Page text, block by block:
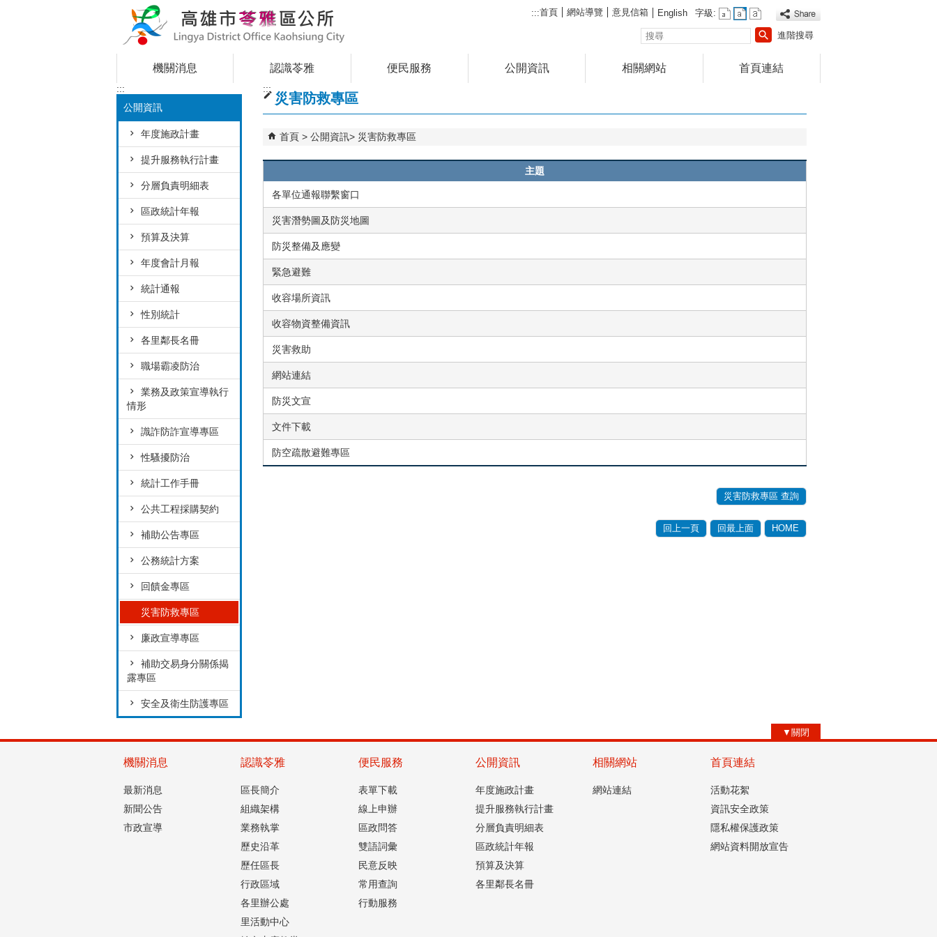
:::首頁 網站導覽 意見信箱 English
字級:
搜
尋
進階搜尋
機關消息 認識苓雅 便民服務 公開資訊 相關網站 首頁連結
:::
公開資訊
年度施政計畫
提升服務執行計畫
分層負責明細表
區政統計年報
預算及決算
年度會計月報
統計通報
性別統計
各里鄰長名冊
職場霸凌防治
業務及政策宣導執行
情形
識詐防詐宣導專區
性騷擾防治
統計工作手冊
公共工程採購契約
補助公告專區
公務統計方案
回饋金專區
災害防救專區
廉政宣導專區
補助交易身分關係揭
露專區
安全及衛生防護專區
:::
災害防救專區
首頁 公開資訊 災害防救專區
主題
各單位通報聯繫窗口
災害潛勢圖及防災地圖
防災整備及應變
緊急避難
收容場所資訊
收容物資整備資訊
災害救助
網站連結
防災文宣
文件下載
防空疏散避難專區
災害防救專區 查詢
回上一頁 回最上面 HOME
▼關閉
機關消息
最新消息
新聞公告
市政宣導
認識苓雅
區長簡介
組織架構
業務執掌
歷史沿革
歷任區長
行政區域
各里辦公處
里活動中心
便民服務
表單下載
線上申辦
區政問答
雙語詞彙
民意反映
常用查詢
行動服務
公開資訊
年度施政計畫
提升服務執行計畫
分層負責明細表
區政統計年報
預算及決算
各里鄰長名冊
相關網站
網站連結
首頁連結
活動花絮
資訊安全政策
隱私權保護政策
網站資料開放宣告